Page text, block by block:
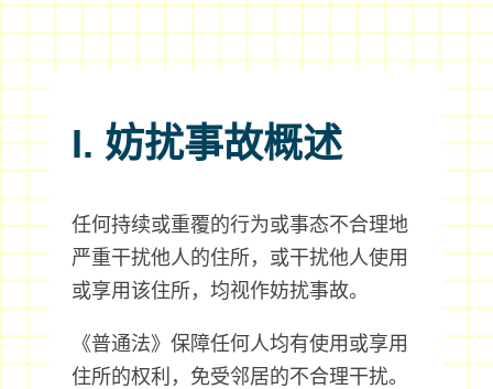
I. 妨扰事故概述
任何持续或重覆的行为或事态不合理地
严重干扰他人的住所，或干扰他人使用
或享用该住所，均视作妨扰事故。
《普通法》保障任何人均有使用或享用
住所的权利，免受邻居的不合理干扰。